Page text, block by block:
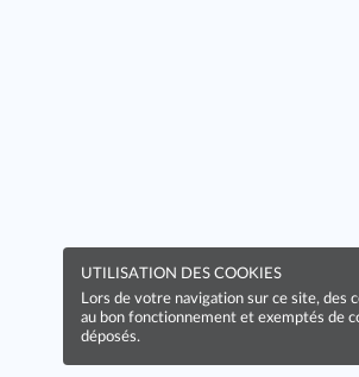
UTILISATION DES COOKIES
Lors de votre navigation sur ce site, des
au bon fonctionnement et exemptés de
déposés.